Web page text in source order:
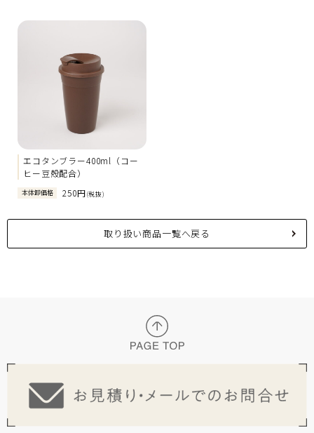
エコタンブラー400ml（コー
ヒー豆殻配合）
本体卸価格 250円(税抜)
取り扱い商品一覧へ戻る